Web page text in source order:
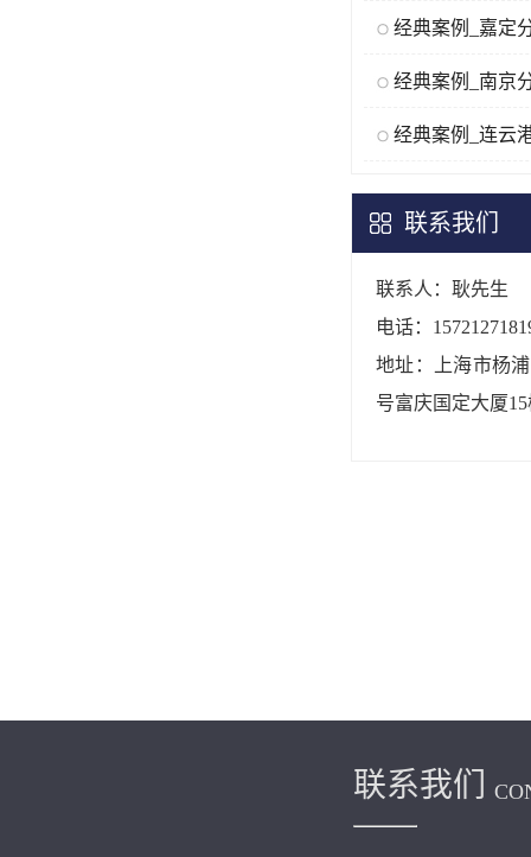
经典案例_嘉定
经典案例_南京
经典案例_连云
联系我们
联系人：耿先生
电话：
地址：上海市杨
号富庆国定大厦
联系我们